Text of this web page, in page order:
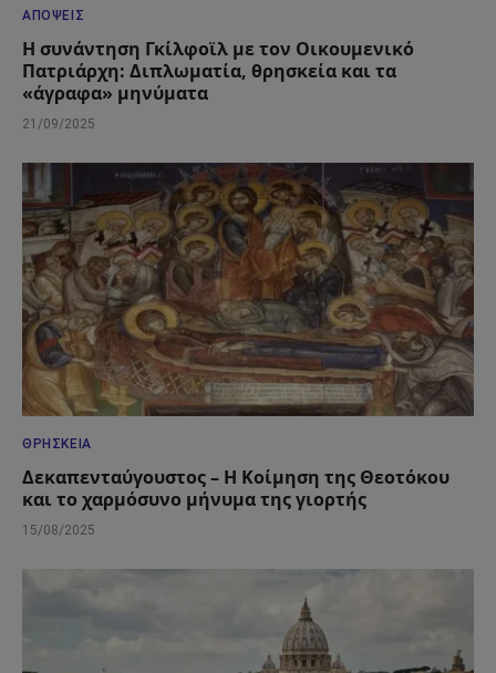
ΑΠΌΨΕΙΣ
Η συνάντηση Γκίλφοϊλ με τον Οικουμενικό
Πατριάρχη: Διπλωματία, θρησκεία και τα
«άγραφα» μηνύματα
21/09/2025
ΘΡΗΣΚΕΊΑ
Δεκαπενταύγουστος – Η Κοίμηση της Θεοτόκου
και το χαρμόσυνο μήνυμα της γιορτής
15/08/2025